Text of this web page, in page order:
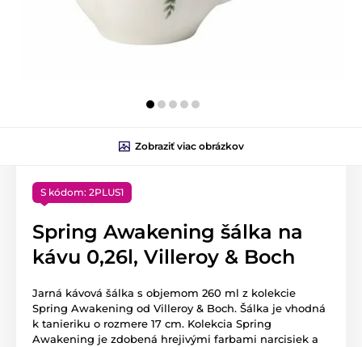
Zobraziť viac obrázkov
S kódom: 2PLUS1
Spring Awakening šálka na
kávu 0,26l, Villeroy & Boch
Jarná kávová šálka s objemom 260 ml z kolekcie
Spring Awakening od Villeroy & Boch. Šálka ​​je vhodná
k tanieriku o rozmere 17 cm. Kolekcia Spring
Awakening je zdobená hrejivými farbami narcisiek a